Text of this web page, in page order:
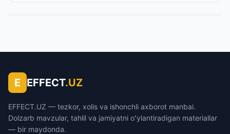
E EFFECT.UZ
EFFECT.UZ — tezkor, xolis va ishonchli axborot manbai.
Dolzarb mavzular, tahlil va jamiyatni oʻylantiradigan materiallar
— bir maydonda.